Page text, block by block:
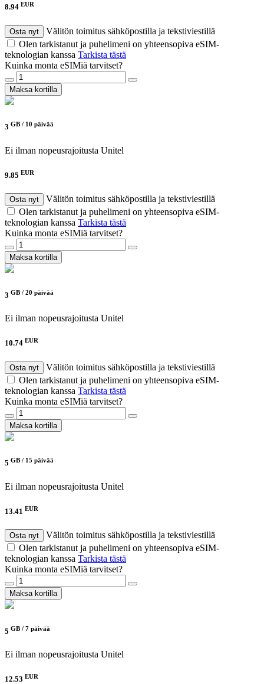
8.94 EUR
Osta nyt
Välitön toimitus sähköpostilla ja tekstiviestillä
Olen tarkistanut ja puhelimeni on yhteensopiva eSIM-
teknologian kanssa Tarkista tästä
Kuinka monta eSIMiä tarvitset?
Maksa kortilla
3 GB / 10 päivää
Ei ilman nopeusrajoitusta Unitel
9.85 EUR
Osta nyt
Välitön toimitus sähköpostilla ja tekstiviestillä
Olen tarkistanut ja puhelimeni on yhteensopiva eSIM-
teknologian kanssa Tarkista tästä
Kuinka monta eSIMiä tarvitset?
Maksa kortilla
3 GB / 20 päivää
Ei ilman nopeusrajoitusta Unitel
10.74 EUR
Osta nyt
Välitön toimitus sähköpostilla ja tekstiviestillä
Olen tarkistanut ja puhelimeni on yhteensopiva eSIM-
teknologian kanssa Tarkista tästä
Kuinka monta eSIMiä tarvitset?
Maksa kortilla
5 GB / 15 päivää
Ei ilman nopeusrajoitusta Unitel
13.41 EUR
Osta nyt
Välitön toimitus sähköpostilla ja tekstiviestillä
Olen tarkistanut ja puhelimeni on yhteensopiva eSIM-
teknologian kanssa Tarkista tästä
Kuinka monta eSIMiä tarvitset?
Maksa kortilla
5 GB / 7 päivää
Ei ilman nopeusrajoitusta Unitel
12.53 EUR